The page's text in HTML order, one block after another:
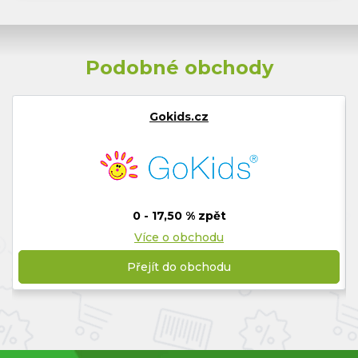
Podobné obchody
Gokids.cz
0 - 17,50 % zpět
Více o obchodu
Přejít do obchodu